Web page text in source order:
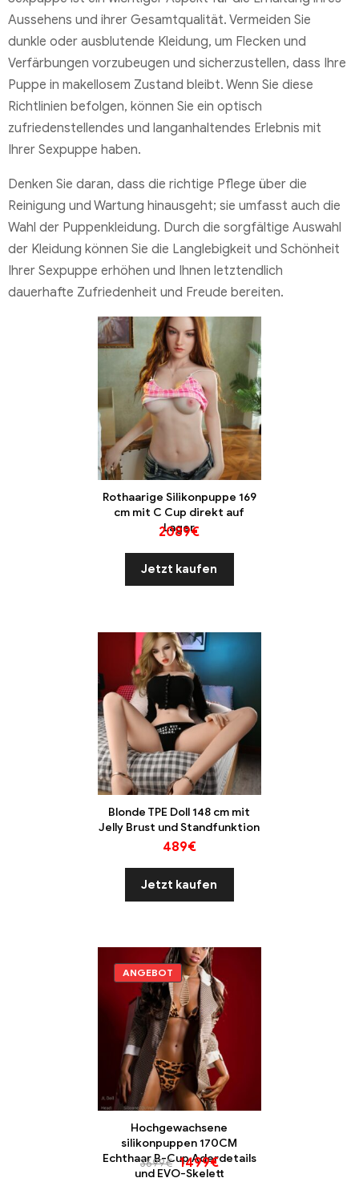
Aussehens und ihrer Gesamtqualität. Vermeiden Sie
dunkle oder ausblutende Kleidung, um Flecken und
Verfärbungen vorzubeugen und sicherzustellen, dass Ihre
Puppe in makellosem Zustand bleibt. Wenn Sie diese
Richtlinien befolgen, können Sie ein optisch
zufriedenstellendes und langanhaltendes Erlebnis mit
Ihrer Sexpuppe haben.
Denken Sie daran, dass die richtige Pflege über die
Reinigung und Wartung hinausgeht; sie umfasst auch die
Wahl der Puppenkleidung. Durch die sorgfältige Auswahl
der Kleidung können Sie die Langlebigkeit und Schönheit
Ihrer Sexpuppe erhöhen und Ihnen letztendlich
dauerhafte Zufriedenheit und Freude bereiten.
Rothaarige Silikonpuppe 169
cm mit C Cup direkt auf
Lager
2089€
Jetzt kaufen
Blonde TPE Doll 148 cm mit
Jelly Brust und Standfunktion
489€
Jetzt kaufen
Hochgewachsene
silikonpuppen 170CM
Echthaar B-Cup Aderdetails
und EVO-Skelett
ANGEBOT
3699€ 1499€